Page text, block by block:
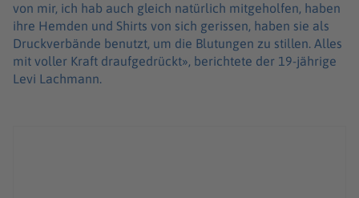
von mir, ich hab auch gleich natürlich mitgeholfen, haben
ihre Hemden und Shirts von sich gerissen, haben sie als
Druckverbände benutzt, um die Blutungen zu stillen. Alles
mit voller Kraft draufgedrückt», berichtete der 19-jährige
Levi Lachmann.